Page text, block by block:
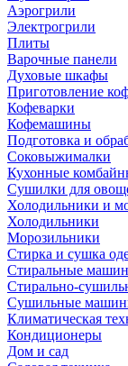
Аэрогрили
Электрогрили
Плиты
Варочные панели
Духовые шкафы
Приготовление
Кофеварки
Кофемашины
Подготовка и
Соковыжималки
Кухонные
Сушилки для
Холодильники и
Холодильники
Морозильники
Стирка и сушка
Стиральные
Стирально-
Сушильные
Климатическая
Кондиционеры
Дом и сад